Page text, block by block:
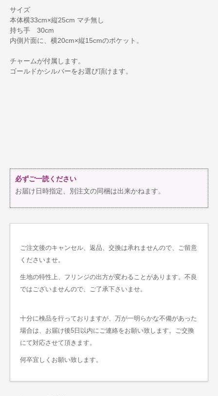
サイズ
本体横33cm×縦25cm マチ無し
持ち手 30cm
内側片面に、横20cm×縦15cmのポケット。
チャームが付属します。
ゴールドかシルバーをお選び頂けます。
必ずご一読ください
お届け日時指定、別注文の同梱は出来かねます。
ご注文後のキャンセル、返品、交換は承れませんので、ご留意
くださいませ。
生地の特性上、フリンジの出方が変わることがあります。不良
ではございませんので、ご了承下さいませ。
十分に検品を行っておりますが、万が一明らかな不備があった
場合は、お届け後5日以内にご連絡をお願い致します。ご交換
にて対応させて頂きます。
何卒宜しくお願い致します。